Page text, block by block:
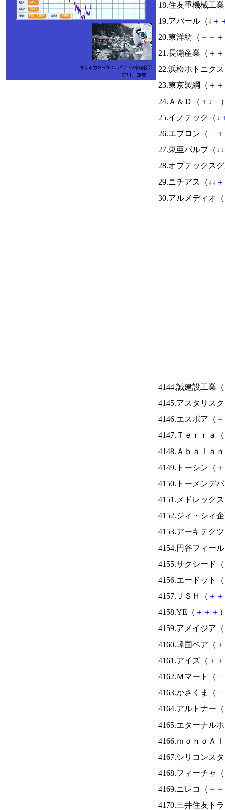
18.住友重機械工
19.アバール（ ↓ ＋
20.東洋紡（ － － ＋
21.長瀬産業（ ＋ ＋
22.浜松ホトニク
23.東京製綱（ ＋ ＋
24.Ａ＆Ｄ（ ＋ ↓ －
25.イノテック（ ↓
26.エブロン（ － ＋
27.東亜バルブ（ ↓ ↓
28.オプテックス
29.ニチアス（ ↓ ↓ ＋
30.アルメディオ（
4144.誠建設工業（
4145.アスタリス
4146.エスポア（ －
4147.Ｔｅｒｒａ（
4148.Ａｂａｌａ
4149.トーシン（ ＋
4150.トーメンデ
4151.メドレック
4152.ジィ・シィ
4153.アーキテク
4154.円谷フィー
4155.サクシード（
4156.エードット（
4157.ＪＳＨ（ ＋ ＋
4158.YE（ ＋ ＋ ＋
4159.アメイジア（
4160.韓国ベア（ ＋
4161.アイズ（ ＋ ＋
4162.Ｍマート（ －
4163.かさくま（ －
4164.アルトナー（
4165.エターナル
4166.ｍｏｎｏＡ
4167.シリコンス
4168.フィーチャ（
4169.ニレコ（ － －
4170.三井住友ト